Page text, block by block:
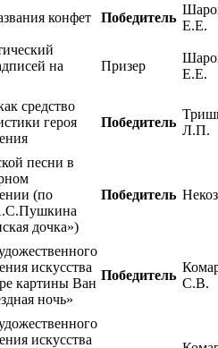
конфет Победитель
Е.Е.
на
Призер
Е.Е.
средство
героя
Победитель
Л.П.
песни в
(по
дочка»)
Победитель
искусства
картины Ван
ночь»
Победитель
С.В.
искусства